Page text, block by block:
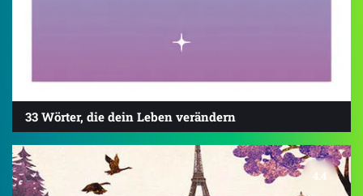
33 Wörter, die dein Leben verändern
4.4